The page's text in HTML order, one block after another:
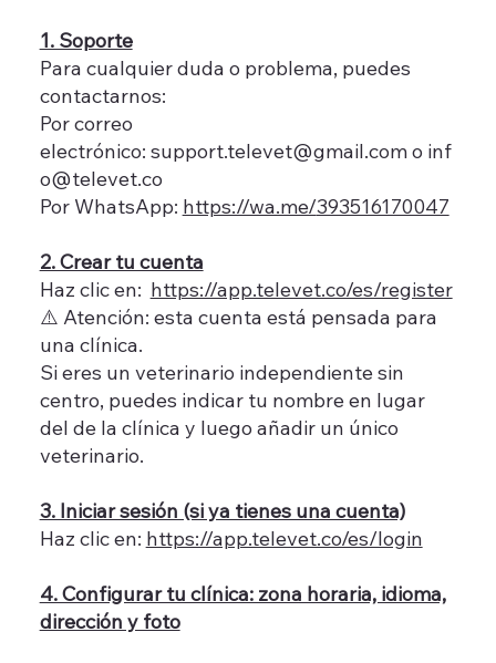
1. Soporte
Para cualquier duda o problema, puedes
contactarnos:
Por correo
electrónico: support.televet@gmail.com o inf
o@televet.co
Por WhatsApp: https://wa.me/393516170047
2. Crear tu cuenta
Haz clic en: https://app.televet.co/es/register
⚠️ Atención: esta cuenta está pensada para
una clínica.
Si eres un veterinario independiente sin
centro, puedes indicar tu nombre en lugar
del de la clínica y luego añadir un único
veterinario.
3. Iniciar sesión (si ya tienes una cuenta)
Haz clic en: https://app.televet.co/es/login
4. Configurar tu clínica: zona horaria, idioma,
dirección y foto